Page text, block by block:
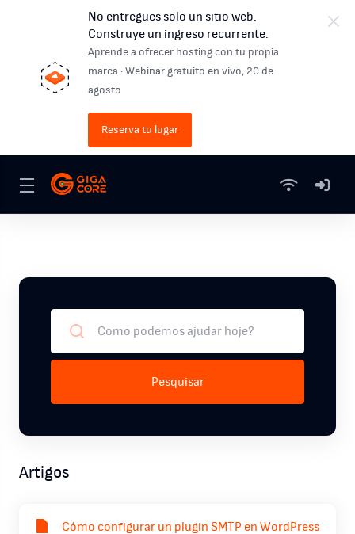
No entregues solo un sitio web.
Construye un ingreso recurrente.
Aprende a ofrecer hosting con tu propia
marca · Webinar gratuito en vivo, 20 de
agosto
Reserva tu lugar
Pesquisar
Artigos
Cómo configurar un plugin SMTP en WordPress